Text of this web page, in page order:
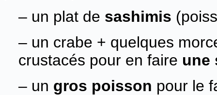
– un plat de sashimis
– un crabe + quelques
crustacés pour en faire une
– un gros poisson pour le